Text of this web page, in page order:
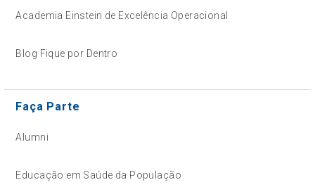
Academia Einstein de Excelência Operacional
Blog Fique por Dentro
Faça Parte
Alumni
Educação em Saúde da População